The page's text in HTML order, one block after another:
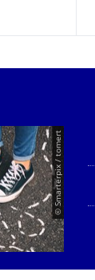
© Smarterpix / tomert